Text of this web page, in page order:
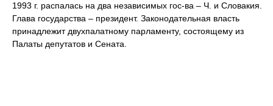
1993 г. распалась на два независимых гос-ва – Ч. и Словакия.
Глава государства – президент. Законодательная власть
принадлежит двухпалатному парламенту, состоящему из
Палаты депутатов и Сената.